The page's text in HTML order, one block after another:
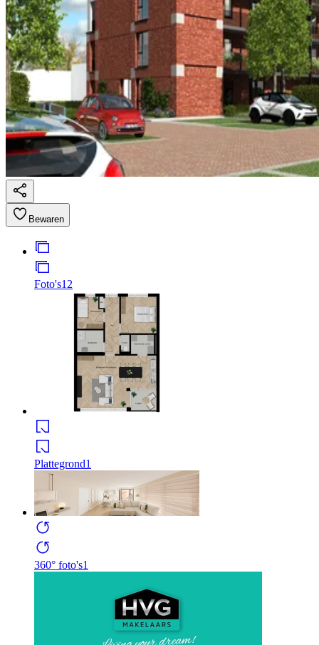
Bewaren
Foto's12
Plattegrond1
360° foto's1